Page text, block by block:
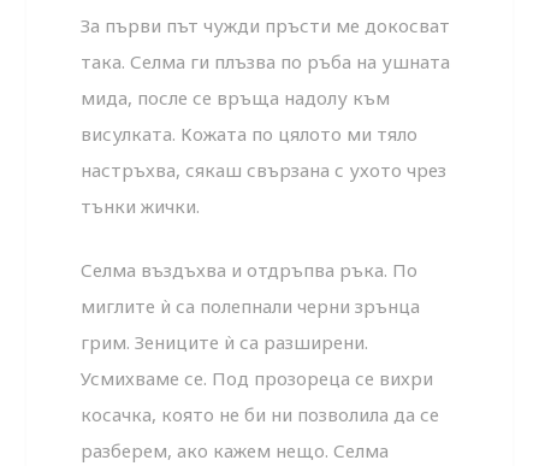
За първи път чужди пръсти ме докосват
така. Селма ги плъзва по ръба на ушната
мида, после се връща надолу към
висулката. Кожата по цялото ми тяло
настръхва, сякаш свързана с ухото чрез
тънки жички.
Селма въздъхва и отдръпва ръка. По
миглите ѝ са полепнали черни зрънца
грим. Зениците ѝ са разширени.
Усмихваме се. Под прозореца се вихри
косачка, която не би ни позволила да се
разберем, ако кажем нещо. Селма